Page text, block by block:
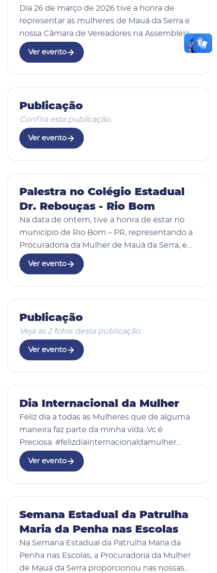
Dia 26 de março de 2026 tive a honra de
representar as mulheres de Mauá da Serra e
nossa Câmara de Vereadores na Assembleia
Legislativa do Paraná, a convite da deputada
estadual Cloara Pinheiro. Com gratidão pela
Ver evento
26 Mar 2026
Publicação
Confira esta publicação.
Ver evento
22 Mar 2026
9 fotos
Palestra no Colégio Estadual
Dr. Rebouças - Rio Bom
Na data de ontem, tive a honra de estar no
município de Rio Bom – PR, representando a
Procuradoria da Mulher de Mauá da Serra, em
uma importante ação de conscientização
junto aos alunos do ensino fundamental, do
Ver evento
09 Mar 2026
2 fotos
Publicação
Veja as 2 fotos desta publicação.
Ver evento
08 Mar 2026
Dia Internacional da Mulher
Feliz dia a todas as Mulheres que de alguma
maneira faz parte da minha vida. Vc é
Preciosa. #felizdiainternacionaldamulher
#procuradoriaespecialdamulher
#procuradoriadamulher
Ver evento
Semana Estadual da Patrulha
Maria da Penha nas Escolas
Na Semana Estadual da Patrulha Maria da
Penha nas Escolas, a Procuradoria da Mulher
de Mauá da Serra proporcionou nas nossas